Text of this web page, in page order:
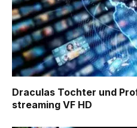
Draculas Tochter und
streaming VF HD